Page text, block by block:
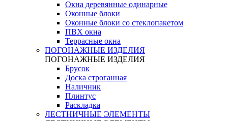
Окна деревянные одинарные
Оконные блоки
Оконные блоки со стеклопакетом
ПВХ окна
Террасные окна
ПОГОНАЖНЫЕ ИЗДЕЛИЯ
ПОГОНАЖНЫЕ ИЗДЕЛИЯ
Брусок
Доска строганная
Наличник
Плинтус
Раскладка
ЛЕСТНИЧНЫЕ ЭЛЕМЕНТЫ